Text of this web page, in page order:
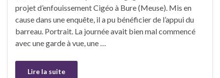
projet d’enfouissement Cigéo à Bure (Meuse). Mis en
cause dans une enquête, il a pu bénéficier de l’appui du
barreau. Portrait. La journée avait bien mal commencé
avec une garde à vue, une …
Lire la suite